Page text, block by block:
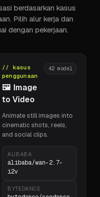
berdasarkan kasus
Pilih alur kerja dan
dengan pekerjaan.
// kasus
penggunaan
🖼️ Image
to Video
42 model
Animate still images into
cinematic shots, reels,
and social clips.
ALIBABA
alibaba/wan-2.7-
i2v
BYTEDANCE